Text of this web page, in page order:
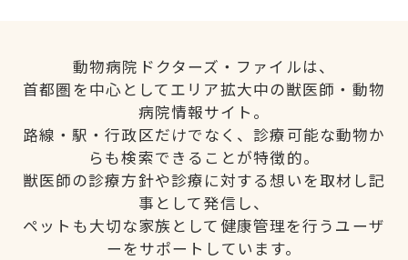
動物病院ドクターズ・ファイルは、
首都圏を中心としてエリア拡大中の獣医師・動物
病院情報サイト。
路線・駅・行政区だけでなく、診療可能な動物か
らも検索できることが特徴的。
獣医師の診療方針や診療に対する想いを取材し記
事として発信し、
ペットも大切な家族として健康管理を行うユーザ
ーをサポートしています。